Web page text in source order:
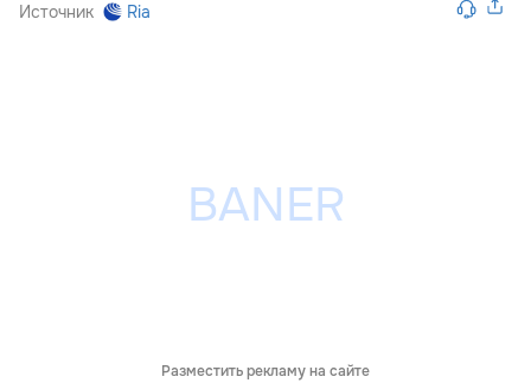
Источник Ria
Разместить рекламу на сайте